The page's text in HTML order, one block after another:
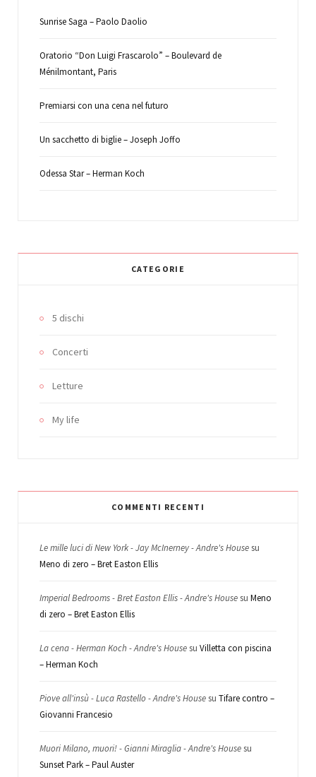
Sunrise Saga – Paolo Daolio
Oratorio “Don Luigi Frascarolo” – Boulevard de
Ménilmontant, Paris
Premiarsi con una cena nel futuro
Un sacchetto di biglie – Joseph Joffo
Odessa Star – Herman Koch
CATEGORIE
5 dischi
Concerti
Letture
My life
COMMENTI RECENTI
Le mille luci di New York - Jay McInerney - Andre's Housesu
Meno di zero – Bret Easton Ellis
Imperial Bedrooms - Bret Easton Ellis - Andre's Housesu Meno
di zero – Bret Easton Ellis
La cena - Herman Koch - Andre's Housesu Villetta con piscina
– Herman Koch
Piove all'insù - Luca Rastello - Andre's Housesu Tifare contro –
Giovanni Francesio
Muori Milano, muori! - Gianni Miraglia - Andre's Housesu
Sunset Park – Paul Auster